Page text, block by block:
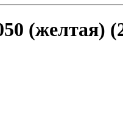
(желтая)